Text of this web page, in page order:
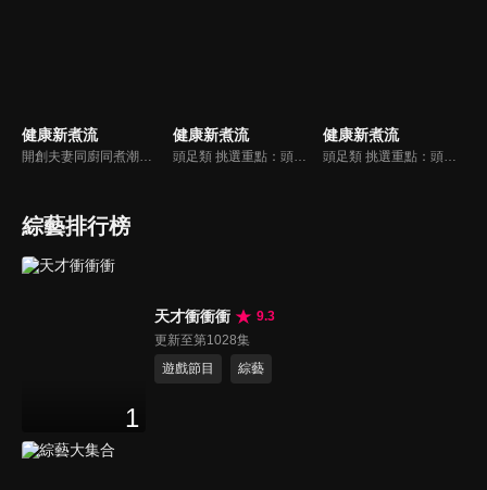
健康新煮流
開創夫妻同廚同煮潮流的KC夫婦，繼《健康醫食代》後，走出攝影棚，帶大家全台走透透，發掘上帝賞賜的美味食材，內容融合新加坡南洋風和客家純樸味，加上台灣獨特的閩南風情，互相激盪交織出的火花，打造出獨一無二的美食節目。
健康新煮流
頭足類 挑選重點：頭足類利用清洗時去除內臟可以降低膽固醇的攝取。挑選雙眼清澈明亮，眼球稍微凸出，肉質結實有彈性為佳。身體具透明感，觸腕或是吸盤一碰到活體就會吸附住便是新鮮的。
健康新煮流
頭足類 挑選重點：頭足類利用清洗時去除內臟可以降低膽固醇的攝取。挑選雙眼清澈明亮，眼球稍微凸出，肉質結實有彈性為佳。身體具透明感，觸腕或是吸盤一碰到活體就會吸附住便是新鮮的。
綜藝排行榜
1
天才衝衝衝
9.3
更新至第1028集
遊戲節目
綜藝